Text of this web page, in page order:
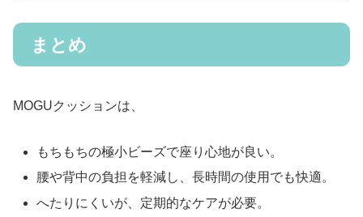
まとめ
MOGUクッションは、
もちもちの極小ビーズで座り心地が良い。
腰や背中の負担を軽減し、長時間の使用でも快適。
へたりにくいが、定期的なケアが必要。